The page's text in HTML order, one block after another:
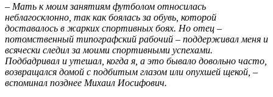
– Мать к моим занятиям футболом относилась
неблагосклонно, так как боялась за обувь, которой
доставалось в жарких спортивных боях. Но отец –
потомственный типографский рабочий – поддерживал меня и
всячески следил за моими спортивными успехами.
Подбадривал и утешал, когда я, а это бывало довольно часто,
возвращался домой с подбитым глазом или опухшей щекой, –
вспоминал позднее Михаил Иосифович.